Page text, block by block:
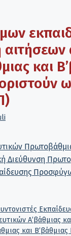
και
Διεύθυνση
A’βάθμιας
και